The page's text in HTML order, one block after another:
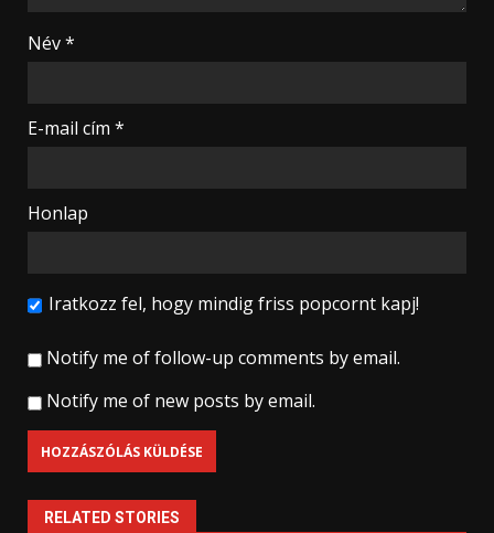
Név*
E-mail cím *
Honlap
Iratkozz fel, hogy mindig friss popcornt kapj!
Notify me of follow-up comments by email.
Notify me of new posts by email.
RELATED STORIES